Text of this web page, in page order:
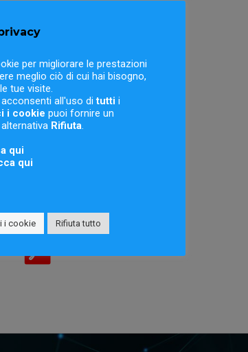
per migliorare le prestazioni
meglio ciò di cui hai bisogno,
tue visite.
acconsenti all'uso ditutti i
i cookie puoi fornire un
Rifiuta.
qui
qui
i cookie Rifiuta tutto